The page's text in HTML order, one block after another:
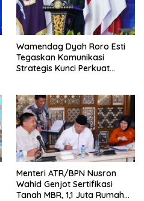
Wamendag Dyah Roro Esti
Tegaskan Komunikasi
Strategis Kunci Perkuat
Menteri ATR/BPN Nusron
Wahid Genjot Sertifikasi
Tanah MBR, 1,1 Juta Rumah